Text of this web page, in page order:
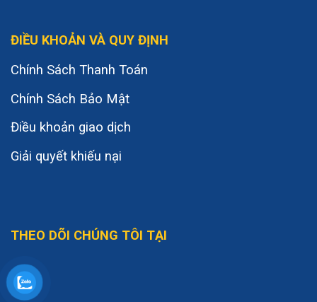
ĐIỀU KHOẢN VÀ QUY ĐỊNH
Chính Sách Thanh Toán
Chính Sách Bảo Mật
Điều khoản giao dịch
Giải quyết khiếu nại
THEO DÕI CHÚNG TÔI TẠI